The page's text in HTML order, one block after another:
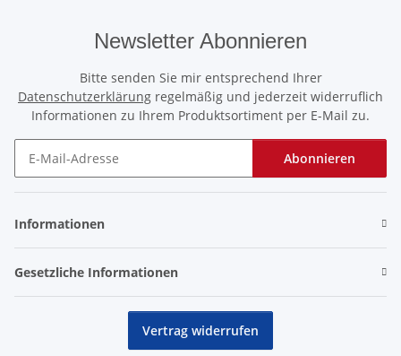
Newsletter Abonnieren
Bitte senden Sie mir entsprechend Ihrer
Datenschutzerklärung regelmäßig und jederzeit widerruflich
Informationen zu Ihrem Produktsortiment per E-Mail zu.
Abonnieren
Informationen
Gesetzliche Informationen
Vertrag widerrufen